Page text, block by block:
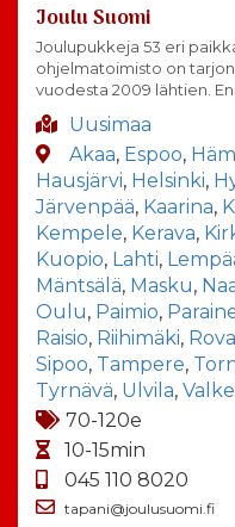
Joulu Suomi
Joulupukkeja 53 eri
ohjelmatoimisto on
vuodesta 2009 lähtien.
Uusimaa
Akaa, Espoo,
Hausjärvi, Helsinki,
Järvenpää, Kaarina,
Kempele, Kerava,
Kuopio, Lahti,
Mäntsälä, Masku,
Oulu, Paimio,
Raisio, Riihimäki,
Sipoo, Tampere,
Tyrnävä, Ulvila,
70-120e
10-15min
045 110 8020
tapani@joulusuomi.fi